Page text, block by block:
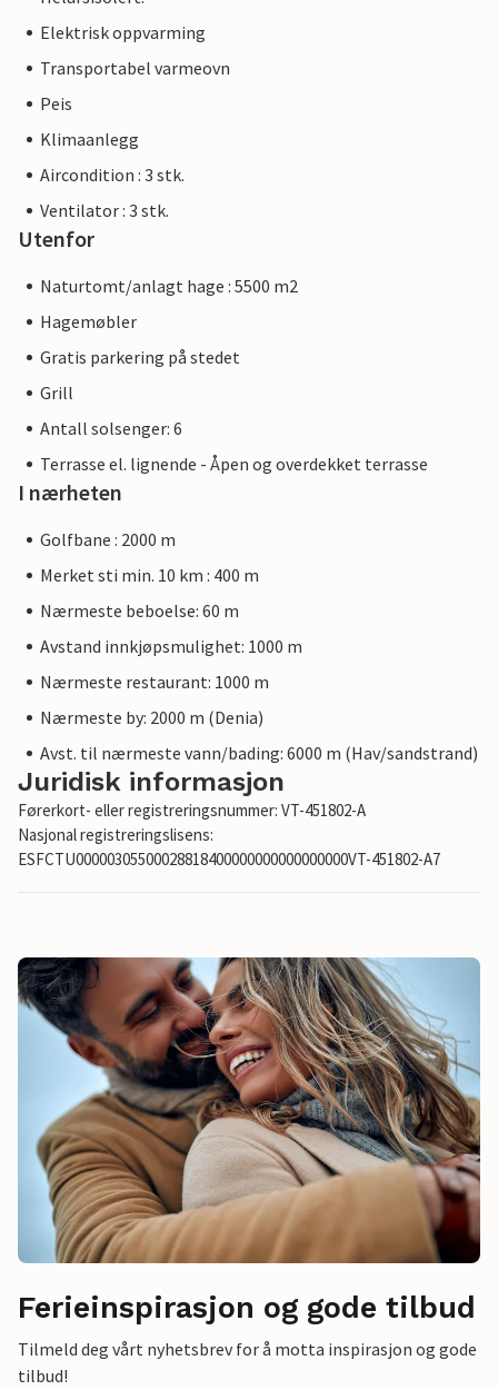
Elektrisk oppvarming
Transportabel varmeovn
Peis
Klimaanlegg
Aircondition : 3 stk.
Ventilator : 3 stk.
Utenfor
Naturtomt/anlagt hage : 5500 m2
Hagemøbler
Gratis parkering på stedet
Grill
Antall solsenger: 6
Terrasse el. lignende - Åpen og overdekket terrasse
I nærheten
Golfbane : 2000 m
Merket sti min. 10 km : 400 m
Nærmeste beboelse: 60 m
Avstand innkjøpsmulighet: 1000 m
Nærmeste restaurant: 1000 m
Nærmeste by: 2000 m (Denia)
Avst. til nærmeste vann/bading: 6000 m (Hav/sandstrand)
Juridisk informasjon
Førerkort- eller registreringsnummer: VT-451802-A
Nasjonal registreringslisens:
ESFCTU00000305500028818400000000000000000VT-451802-A7
Ferieinspirasjon og gode tilbud
Tilmeld deg vårt nyhetsbrev for å motta inspirasjon og gode
tilbud!